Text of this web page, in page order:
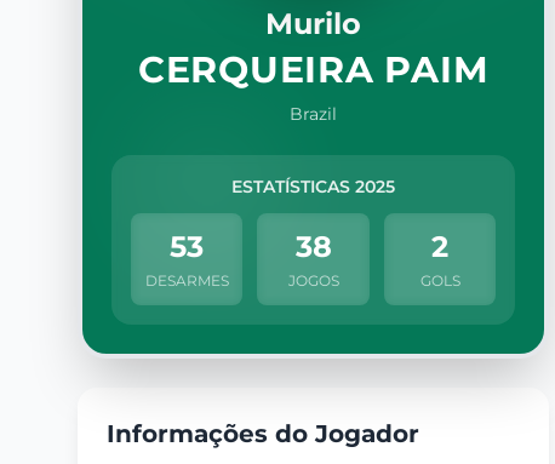
Murilo
CERQUEIRA PAIM
Brazil
ESTATÍSTICAS 2025
53
DESARMES
38
JOGOS
2
GOLS
Informações do Jogador